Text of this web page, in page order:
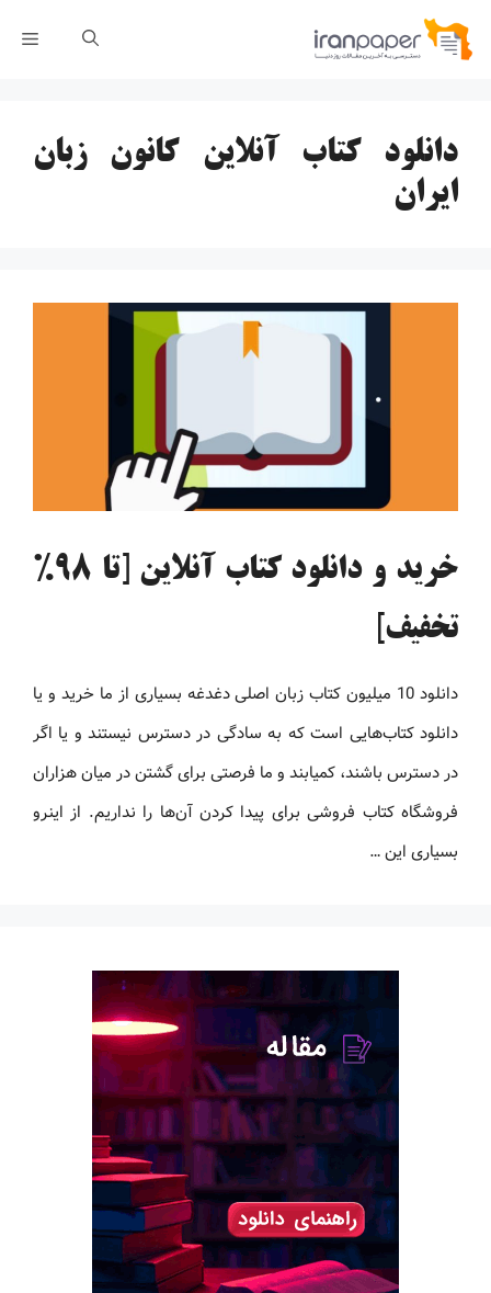
پرش
دانلود کتاب آنلاین کانون زبان
ایران
خرید و دانلود کتاب آنلاین [تا 98%
تخفیف]
دانلود 10 میلیون کتاب زبان اصلی دغدغه بسیاری از ما خرید و یا
دانلود کتاب‌هایی است که به سادگی در دسترس نیستند و یا اگر
در دسترس باشند، کمیابند و ما فرصتی برای گشتن در میان هزاران
فروشگاه کتاب فروشی برای پیدا کردن آن‌ها را نداریم. از اینرو
بسیاری این …